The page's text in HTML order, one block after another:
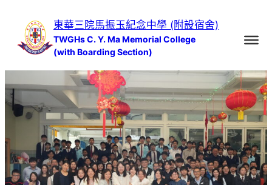
容
東華三院馬振玉紀念中學 (附設宿舍)
TWGHs C. Y. Ma Memorial College
(with Boarding Section)